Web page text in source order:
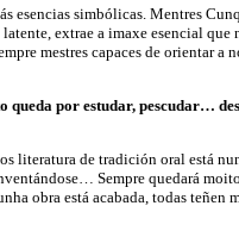
esencias simbólicas. Mentres
extrae a imaxe esencial que
mestres capaces de orientar a
queda por estudar, pescudar…
literatura de tradición oral está
Sempre quedará
obra está acabada, todas teñen